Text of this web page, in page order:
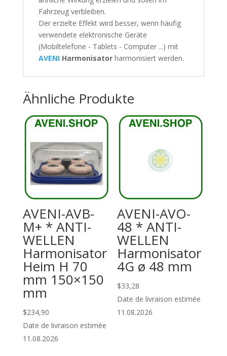
Fahrzeug verbleiben.
Der erzielte Effekt wird besser, wenn häufig
verwendete elektronische Geräte
(Mobiltelefone - Tablets - Computer ...) mit
AVENI Harmonisatorharmonisiert werden.
Ähnliche Produkte
AVENI-AVB-
M+ * ANTI-
WELLEN
Harmonisator
Heim H 70
mm 150×150
mm
$234,90
Date de livraison estimée
11.08.2026
AVENI-AVO-
48 * ANTI-
WELLEN
Harmonisator
4G ø 48 mm
$33,28
Date de livraison estimée
11.08.2026